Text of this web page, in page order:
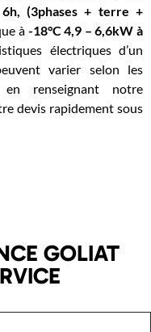
(3phases + terre +
à -18°C 4,9 – 6,6kW à
électriques d’un
varier selon les
renseignant notre
devis rapidement sous
GOLIAT